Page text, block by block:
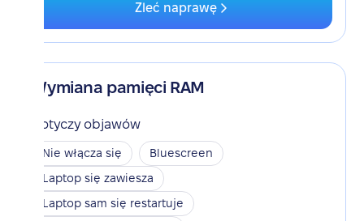
Zleć naprawę
Wymiana pamięci RAM
Dotyczy objawów
Nie włącza się
Bluescreen
Laptop się zawiesza
Laptop sam się restartuje